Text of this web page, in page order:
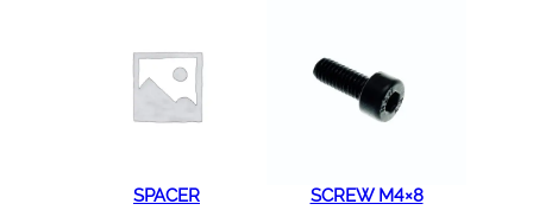
SPACER SCREW M4×8